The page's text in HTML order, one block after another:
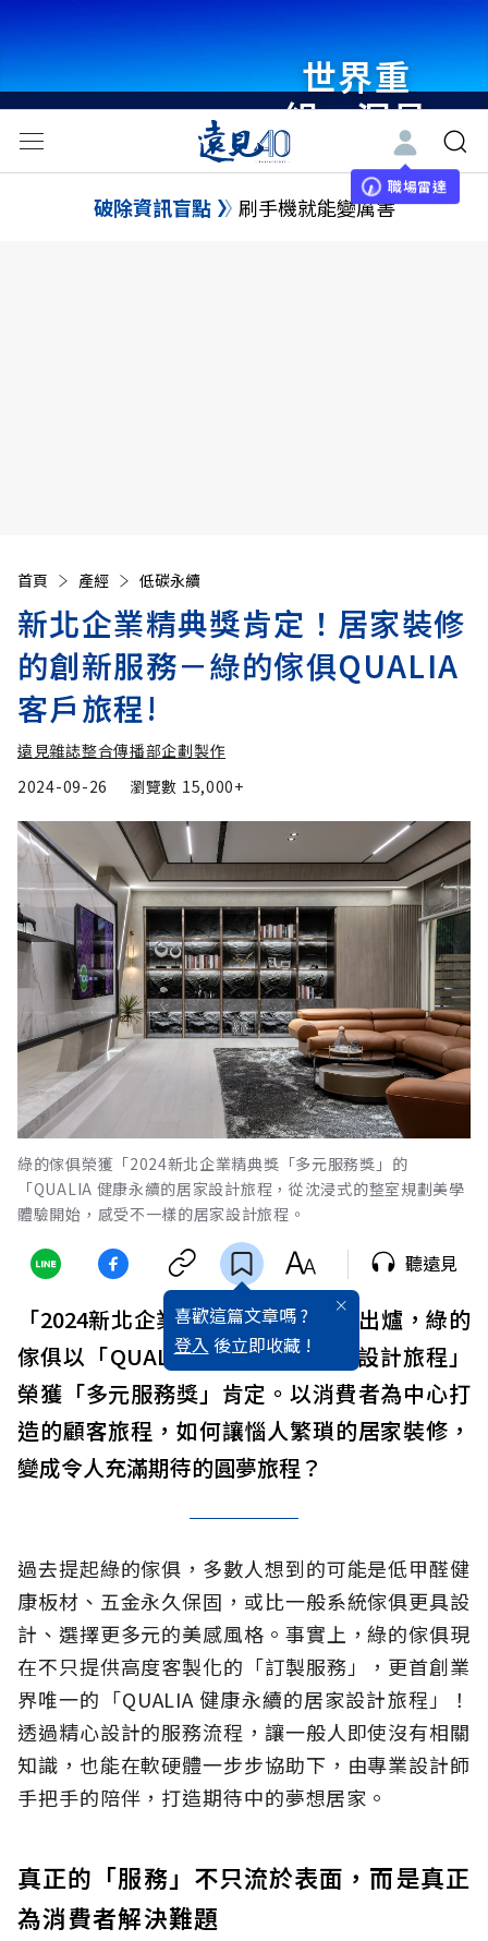
世界重
組・洞見
未來 與
世界領袖
職場雷達
破除資訊盲點 刷手機就能變厲害
首頁 產經 低碳永續
新北企業精典獎肯定！居家裝修
的創新服務－綠的傢俱QUALIA
客戶旅程!
遠見雜誌整合傳播部企劃製作
2024-09-26
瀏覽數 15,000+
綠的傢俱榮獲「2024新北企業精典獎「多元服務獎」的
「QUALIA 健康永續的居家設計旅程，從沈浸式的整室規劃美學
體驗開始，感受不一樣的居家設計旅程。
喜歡這篇文章嗎 ?
登入 後立即收藏 !
聽遠見
「2024新北企業精典獎」獲獎名單出爐，綠的
傢俱以「QUALIA 健康永續的居家設計旅程」
榮獲「多元服務獎」肯定。以消費者為中心打
造的顧客旅程，如何讓惱人繁瑣的居家裝修，
變成令人充滿期待的圓夢旅程？
過去提起綠的傢俱，多數人想到的可能是低甲醛健
康板材、五金永久保固，或比一般系統傢俱更具設
計、選擇更多元的美感風格。事實上，綠的傢俱現
在不只提供高度客製化的「訂製服務」，更首創業
界唯一的「QUALIA 健康永續的居家設計旅程」！
透過精心設計的服務流程，讓一般人即使沒有相關
知識，也能在軟硬體一步步協助下，由專業設計師
手把手的陪伴，打造期待中的夢想居家。
真正的「服務」不只流於表面，而是真正
為消費者解決難題